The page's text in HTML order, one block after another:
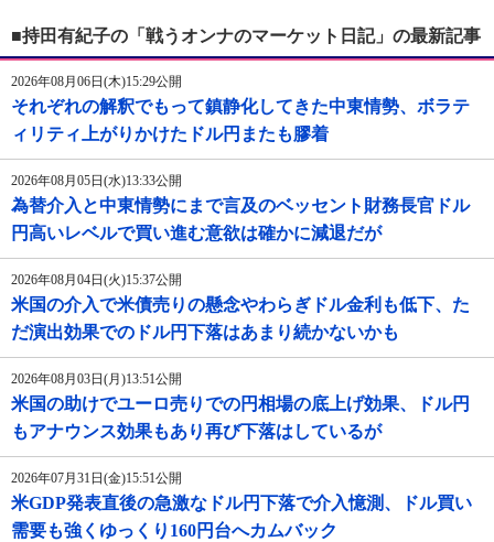
■持田有紀子の「戦うオンナのマーケット日記」の最新記事
2026年08月06日(木)15:29公開
それぞれの解釈でもって鎮静化してきた中東情勢、ボラテ
ィリティ上がりかけたドル円またも膠着
2026年08月05日(水)13:33公開
為替介入と中東情勢にまで言及のベッセント財務長官ドル
円高いレベルで買い進む意欲は確かに減退だが
2026年08月04日(火)15:37公開
米国の介入で米債売りの懸念やわらぎドル金利も低下、た
だ演出効果でのドル円下落はあまり続かないかも
2026年08月03日(月)13:51公開
米国の助けでユーロ売りでの円相場の底上げ効果、ドル円
もアナウンス効果もあり再び下落はしているが
2026年07月31日(金)15:51公開
米GDP発表直後の急激なドル円下落で介入憶測、ドル買い
需要も強くゆっくり160円台へカムバック